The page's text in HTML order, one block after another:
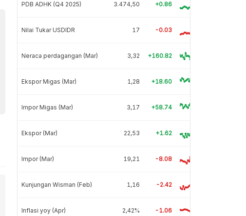
PDB ADHK (Q4 2025) 3.474,50 +0.86
Nilai Tukar USDIDR 17 -0.03
Neraca perdagangan (Mar) 3,32 +160.82
Ekspor Migas (Mar) 1,28 +18.60
Impor Migas (Mar) 3,17 +58.74
Ekspor (Mar) 22,53 +1.62
Impor (Mar) 19,21 -8.08
Kunjungan Wisman (Feb) 1,16 -2.42
Inflasi yoy (Apr) 2,42% -1.06